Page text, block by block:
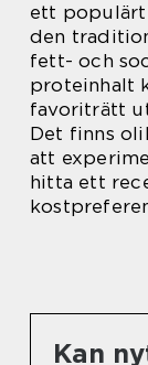
ett populärt
den
fett- och
proteinhalt
favoriträtt
Det finns
att
hitta ett
Kan